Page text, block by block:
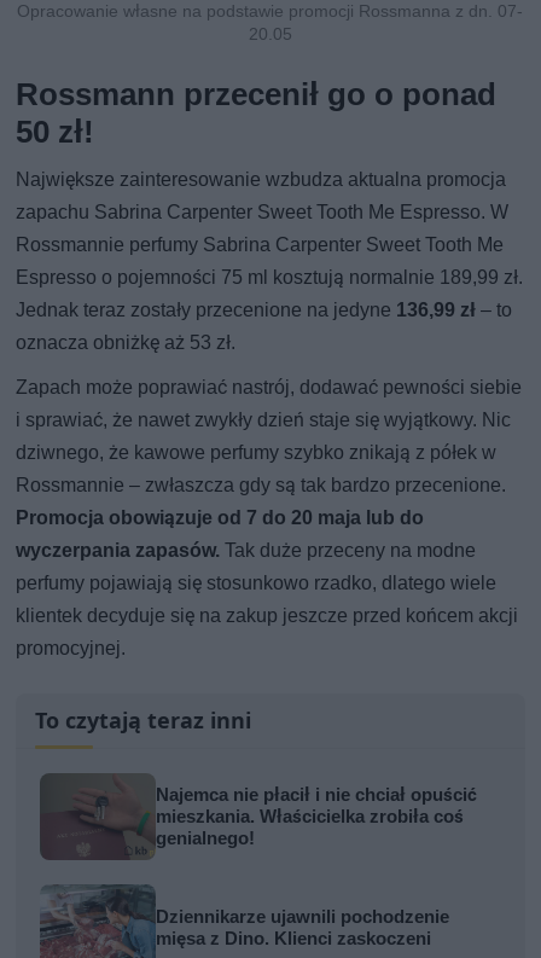
Opracowanie własne na podstawie promocji Rossmanna z dn. 07-
20.05
Rossmann przecenił go o ponad
50 zł!
Największe zainteresowanie wzbudza aktualna promocja
zapachu Sabrina Carpenter Sweet Tooth Me Espresso. W
Rossmannie perfumy Sabrina Carpenter Sweet Tooth Me
Espresso o pojemności 75 ml kosztują normalnie 189,99 zł.
Jednak teraz zostały przecenione na jedyne 136,99 zł – to
oznacza obniżkę aż 53 zł.
Zapach może poprawiać nastrój, dodawać pewności siebie
i sprawiać, że nawet zwykły dzień staje się wyjątkowy. Nic
dziwnego, że kawowe perfumy szybko znikają z półek w
Rossmannie – zwłaszcza gdy są tak bardzo przecenione.
Promocja obowiązuje od 7 do 20 maja lub do
wyczerpania zapasów.Tak duże przeceny na modne
perfumy pojawiają się stosunkowo rzadko, dlatego wiele
klientek decyduje się na zakup jeszcze przed końcem akcji
promocyjnej.
To czytają teraz inni
Najemca nie płacił i nie chciał opuścić
mieszkania. Właścicielka zrobiła coś
genialnego!
Dziennikarze ujawnili pochodzenie
mięsa z Dino. Klienci zaskoczeni